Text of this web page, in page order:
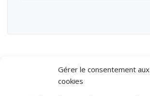
Gérer le consentement aux
cookies